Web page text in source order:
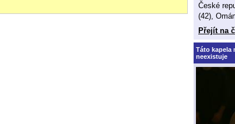
České
(42),
Přejít na
Táto kapela
neexistuje